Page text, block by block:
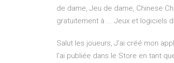
de dame, Jeu de dame, Chinese
gratuitement à ... Jeux et logiciels
Salut les joueurs, J'ai créé mon
l'ai publiée dans le Store en tant